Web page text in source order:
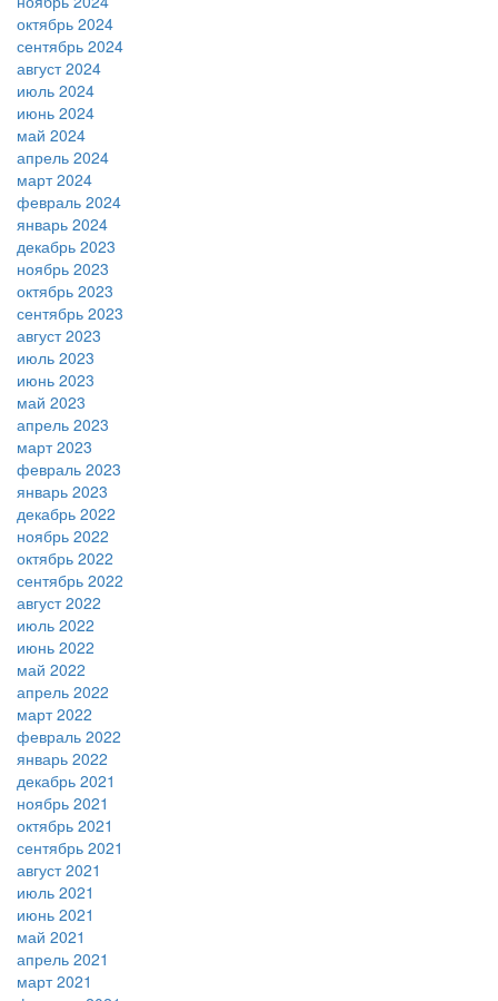
октябрь 2024
сентябрь 2024
август 2024
июль 2024
июнь 2024
май 2024
апрель 2024
март 2024
февраль 2024
январь 2024
декабрь 2023
ноябрь 2023
октябрь 2023
сентябрь 2023
август 2023
июль 2023
июнь 2023
май 2023
апрель 2023
март 2023
февраль 2023
январь 2023
декабрь 2022
ноябрь 2022
октябрь 2022
сентябрь 2022
август 2022
июль 2022
июнь 2022
май 2022
апрель 2022
март 2022
февраль 2022
январь 2022
декабрь 2021
ноябрь 2021
октябрь 2021
сентябрь 2021
август 2021
июль 2021
июнь 2021
май 2021
апрель 2021
март 2021